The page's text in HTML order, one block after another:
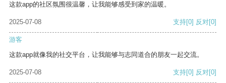
这款app的社区氛围很温馨，让我能够感受到家的温暖。
2025-07-08 支持[0] 反对[0]
游客
这款app就像我的社交平台，让我能够与志同道合的朋友一起交流。
2025-07-08 支持[0] 反对[0]